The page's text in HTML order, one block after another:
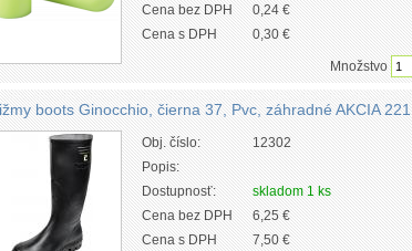
Cena bez DPH
0,24 €
Cena s DPH
0,30 €
Množstvo
boots Ginocchio, čierna 37, Pvc, záhradné AKCIA 221
Obj. číslo:
12302
Popis:
Dostupnosť:
skladom 1 ks
Cena bez DPH
6,25 €
Cena s DPH
7,50 €